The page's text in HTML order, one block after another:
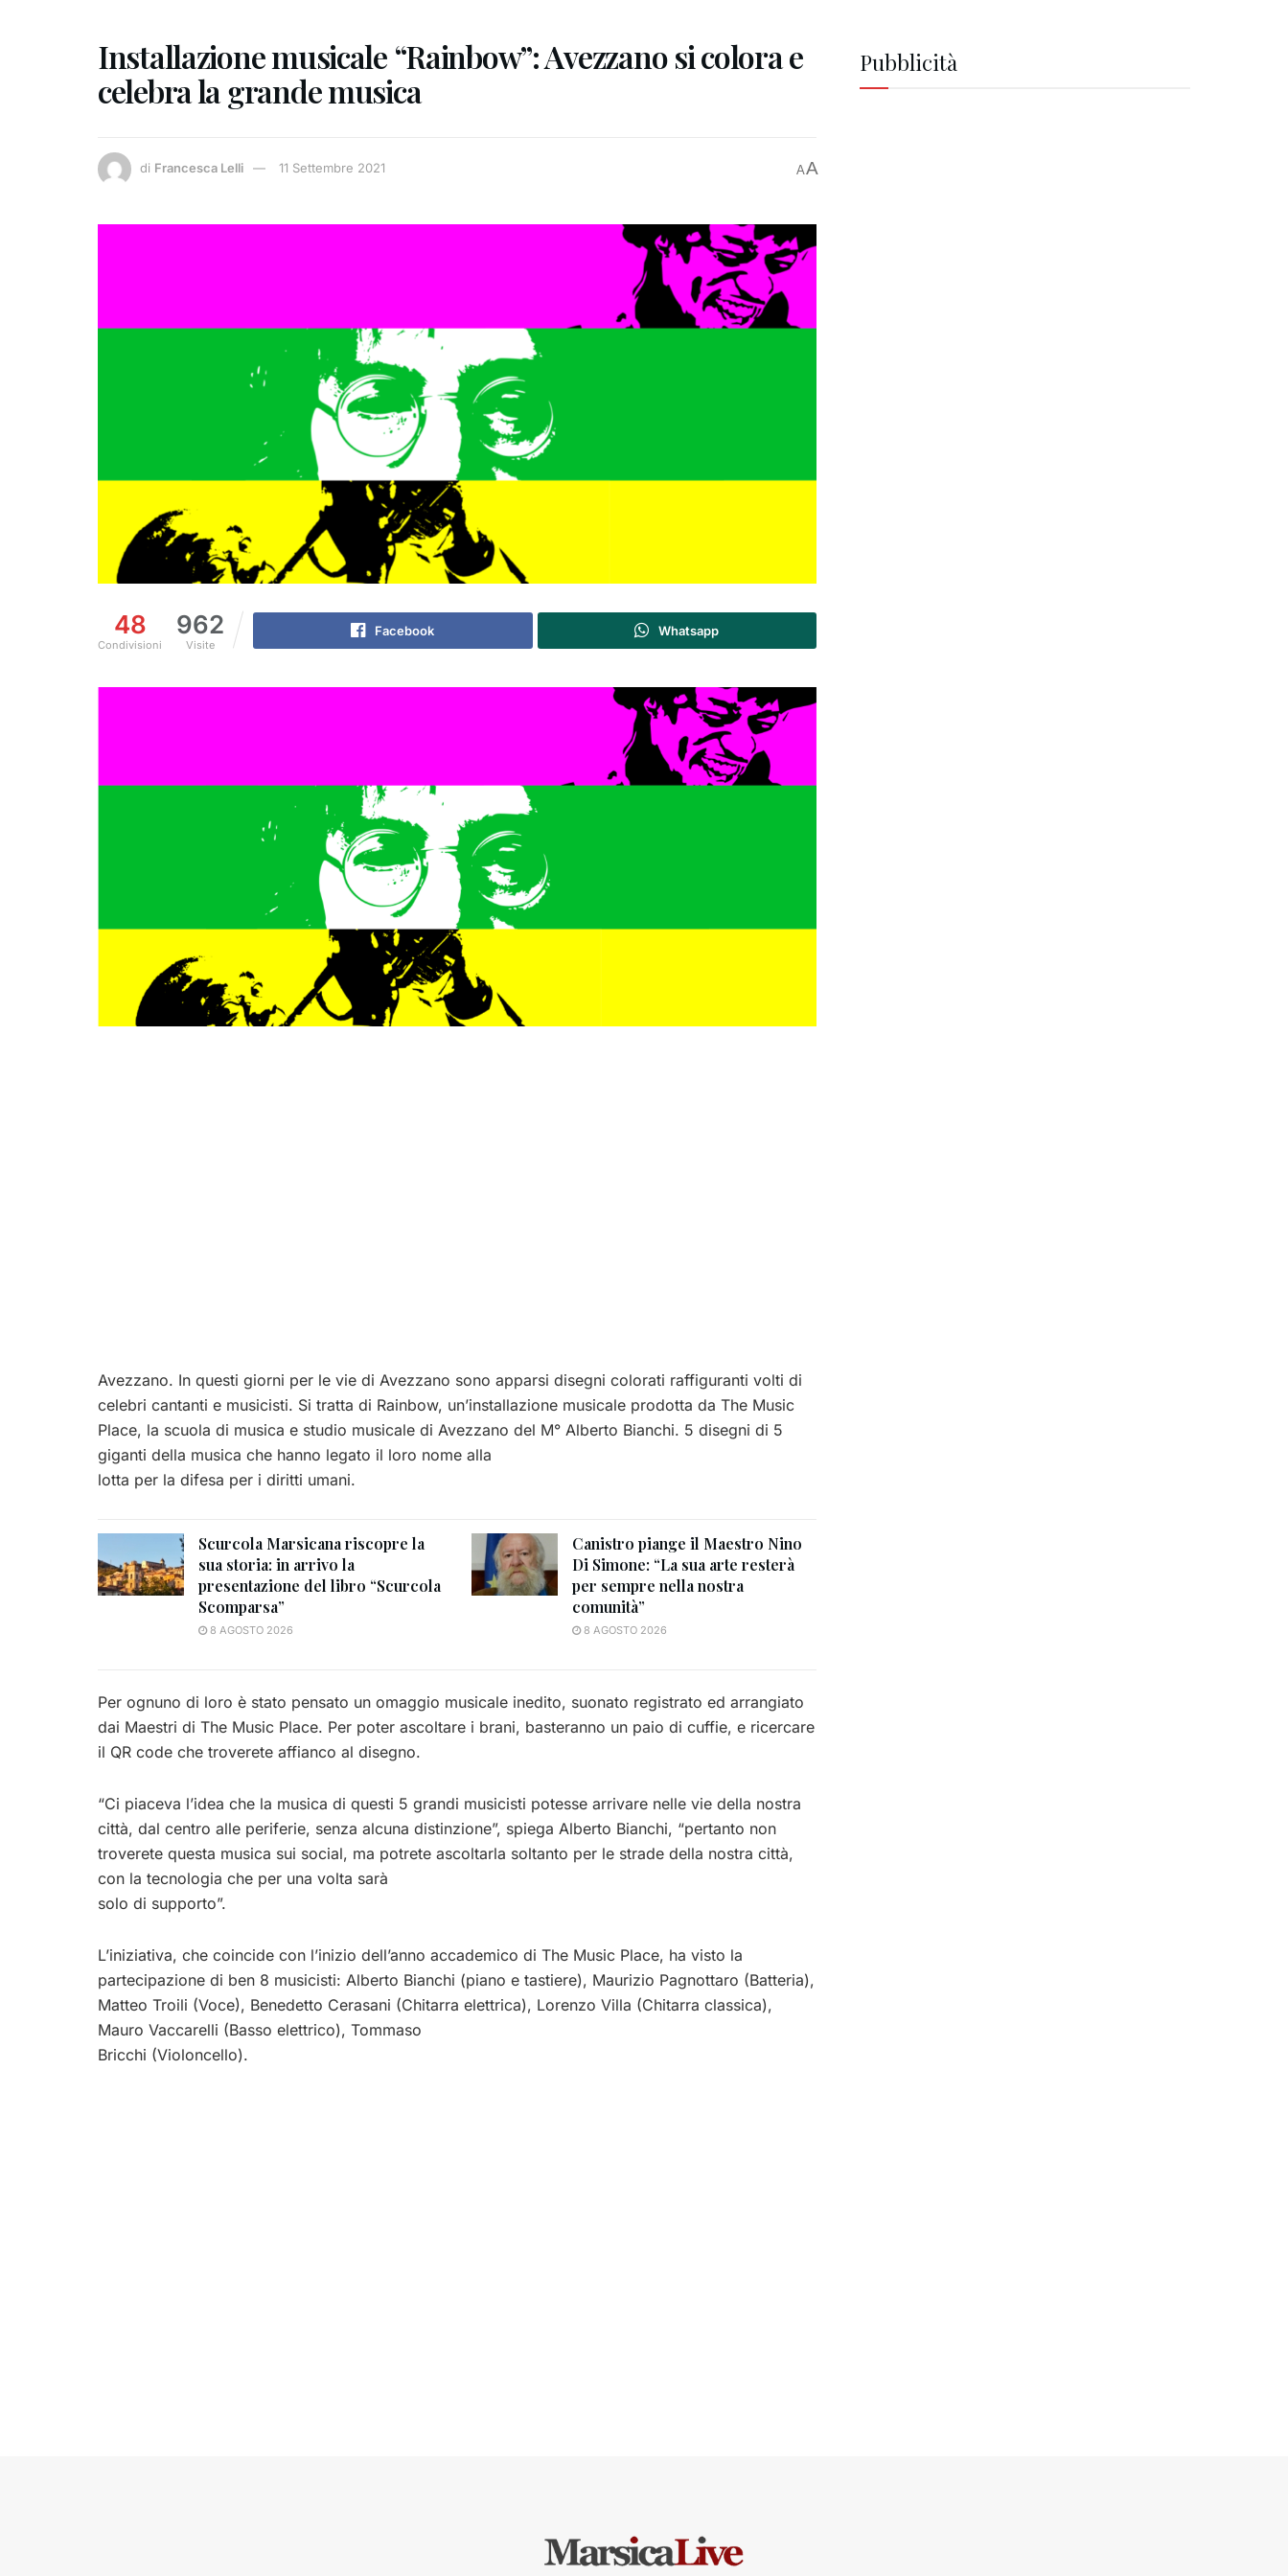
Installazione musicale “Rainbow”: Avezzano si colora e
celebra la grande musica
di Francesca Lelli 11 Settembre 2021 AA
48
Condivisioni
962
Visite
Facebook Whatsapp
Avezzano. In questi giorni per le vie di Avezzano sono apparsi disegni colorati raffiguranti volti di
celebri cantanti e musicisti. Si tratta di Rainbow, un’installazione musicale prodotta da The Music
Place, la scuola di musica e studio musicale di Avezzano del M° Alberto Bianchi. 5 disegni di 5
giganti della musica che hanno legato il loro nome alla
lotta per la difesa per i diritti umani.
Scurcola Marsicana riscopre la
sua storia: in arrivo la
presentazione del libro “Scurcola
Scomparsa”
8 AGOSTO 2026
Canistro piange il Maestro Nino
Di Simone: “La sua arte resterà
per sempre nella nostra
comunità”
8 AGOSTO 2026
Per ognuno di loro è stato pensato un omaggio musicale inedito, suonato registrato ed arrangiato
dai Maestri di The Music Place. Per poter ascoltare i brani, basteranno un paio di cuffie, e ricercare
il QR code che troverete affianco al disegno.
“Ci piaceva l’idea che la musica di questi 5 grandi musicisti potesse arrivare nelle vie della nostra
città, dal centro alle periferie, senza alcuna distinzione”, spiega Alberto Bianchi, “pertanto non
troverete questa musica sui social, ma potrete ascoltarla soltanto per le strade della nostra città,
con la tecnologia che per una volta sarà
solo di supporto”.
L’iniziativa, che coincide con l’inizio dell’anno accademico di The Music Place, ha visto la
partecipazione di ben 8 musicisti: Alberto Bianchi (piano e tastiere), Maurizio Pagnottaro (Batteria),
Matteo Troili (Voce), Benedetto Cerasani (Chitarra elettrica), Lorenzo Villa (Chitarra classica),
Mauro Vaccarelli (Basso elettrico), Tommaso
Bricchi (Violoncello).
Pubblicità